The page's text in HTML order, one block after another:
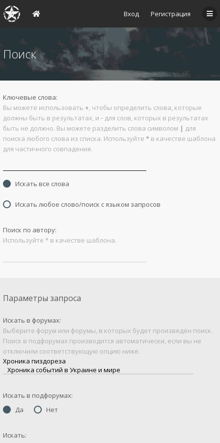
Вход Регистрация
Поиск
Ключевые слова:
Вы можете использовать +, чтобы определить слова, которые
должны быть в результатах, и - для слов, которых в результатах
быть не должно. Вы можете разделить слова символом | для
поиска любого слова из списка. Используйте * в качестве шаблона
для частичного совпадения.
Искать все слова
Искать любое слово/поиск с языком запросов
Поиск по автору:
Используйте * в качестве шаблона.
Параметры запроса
Искать в форумах:
Выберите форум или форумы, в которых будет произведён поиск.
Поиск в подфорумах производится автоматически, если вы не
отключили соответствующую опцию ниже.
Искать в подфорумах:
Да
Нет
Искать: